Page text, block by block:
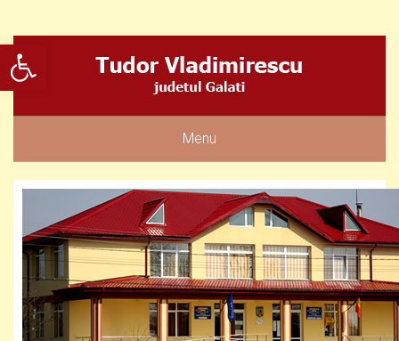
Deschide bara de unelte
Menu